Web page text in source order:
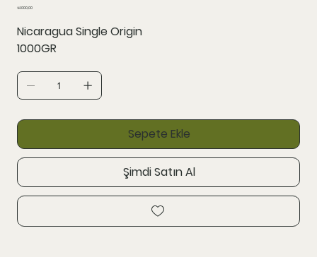
Fiyat
₺1.000,00
Nicaragua Single Origin
1000GR
Sepete Ekle
Şimdi Satın Al